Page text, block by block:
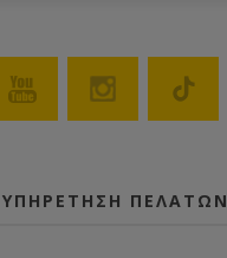
ΠΕΛΑΤΩΝ